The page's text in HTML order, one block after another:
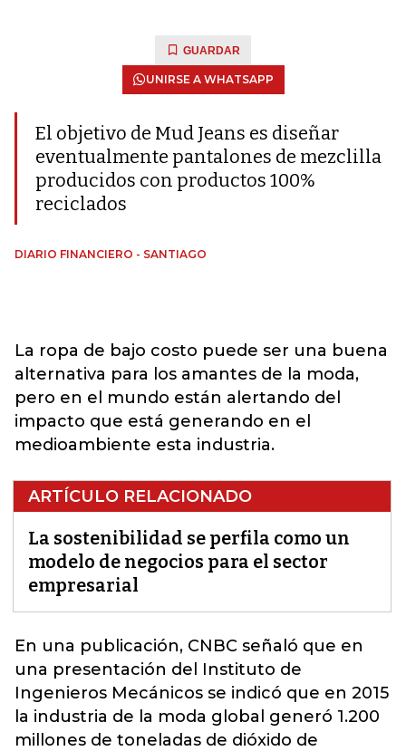
GUARDAR
UNIRSE A WHATSAPP
El objetivo de Mud Jeans es diseñar
eventualmente pantalones de mezclilla
producidos con productos 100%
reciclados
DIARIO FINANCIERO - SANTIAGO
La ropa de bajo costo puede ser una buena
alternativa para los amantes de la moda,
pero en el mundo están alertando del
impacto que está generando en el
medioambiente esta industria.
ARTÍCULO RELACIONADO
La sostenibilidad se perfila como un
modelo de negocios para el sector
empresarial
En una publicación, CNBC señaló que en
una presentación del Instituto de
Ingenieros Mecánicos se indicó que en 2015
la industria de la moda global generó 1.200
millones de toneladas de dióxido de